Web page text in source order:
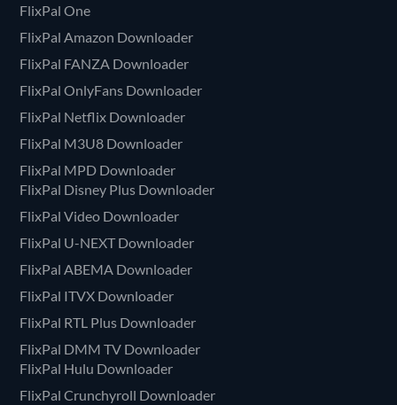
FlixPal One
FlixPal Amazon Downloader
FlixPal FANZA Downloader
FlixPal OnlyFans Downloader
FlixPal Netflix Downloader
FlixPal M3U8 Downloader
FlixPal MPD Downloader
FlixPal Disney Plus Downloader
FlixPal Video Downloader
FlixPal U-NEXT Downloader
FlixPal ABEMA Downloader
FlixPal ITVX Downloader
FlixPal RTL Plus Downloader
FlixPal DMM TV Downloader
FlixPal Hulu Downloader
FlixPal Crunchyroll Downloader